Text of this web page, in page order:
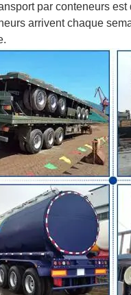
par conteneurs
arrivent chaque